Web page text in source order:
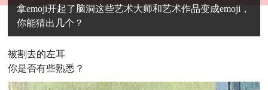
拿emoji开起了脑洞这些艺术大师和艺术作品变成emoji，
你能猜出几个？
被割去的左耳
你是否有些熟悉？